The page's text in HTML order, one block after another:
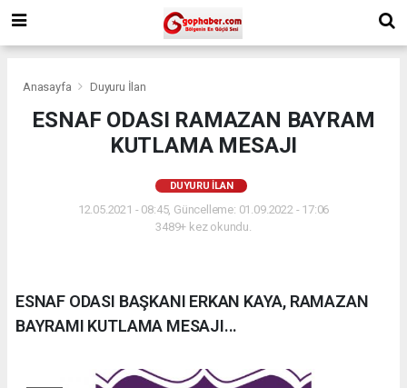
Anasayfa Duyuru İlan
ESNAF ODASI RAMAZAN BAYRAM
KUTLAMA MESAJI
DUYURU İLAN
12.05.2021 - 08:45, Güncelleme: 01.09.2022 - 17:06
3489+ kez okundu.
ESNAF ODASI BAŞKANI ERKAN KAYA, RAMAZAN
BAYRAMI KUTLAMA MESAJI...